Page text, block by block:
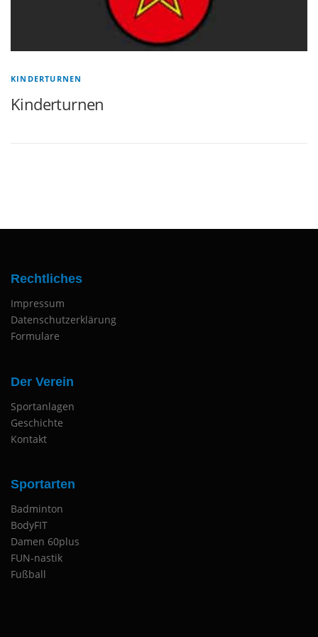
KINDERTURNEN
Kinderturnen
Rechtliches
Impressum
Datenschutzerklärung
Formulare
Der Verein
Sportanlagen
Geschichte
Kontakt
Sportarten
Badminton
BodyFIT
Damen 60plus
FUN-nastik
Fußball